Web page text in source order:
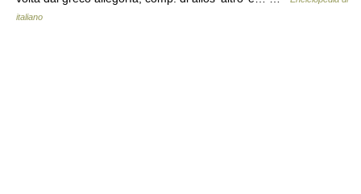
italiano